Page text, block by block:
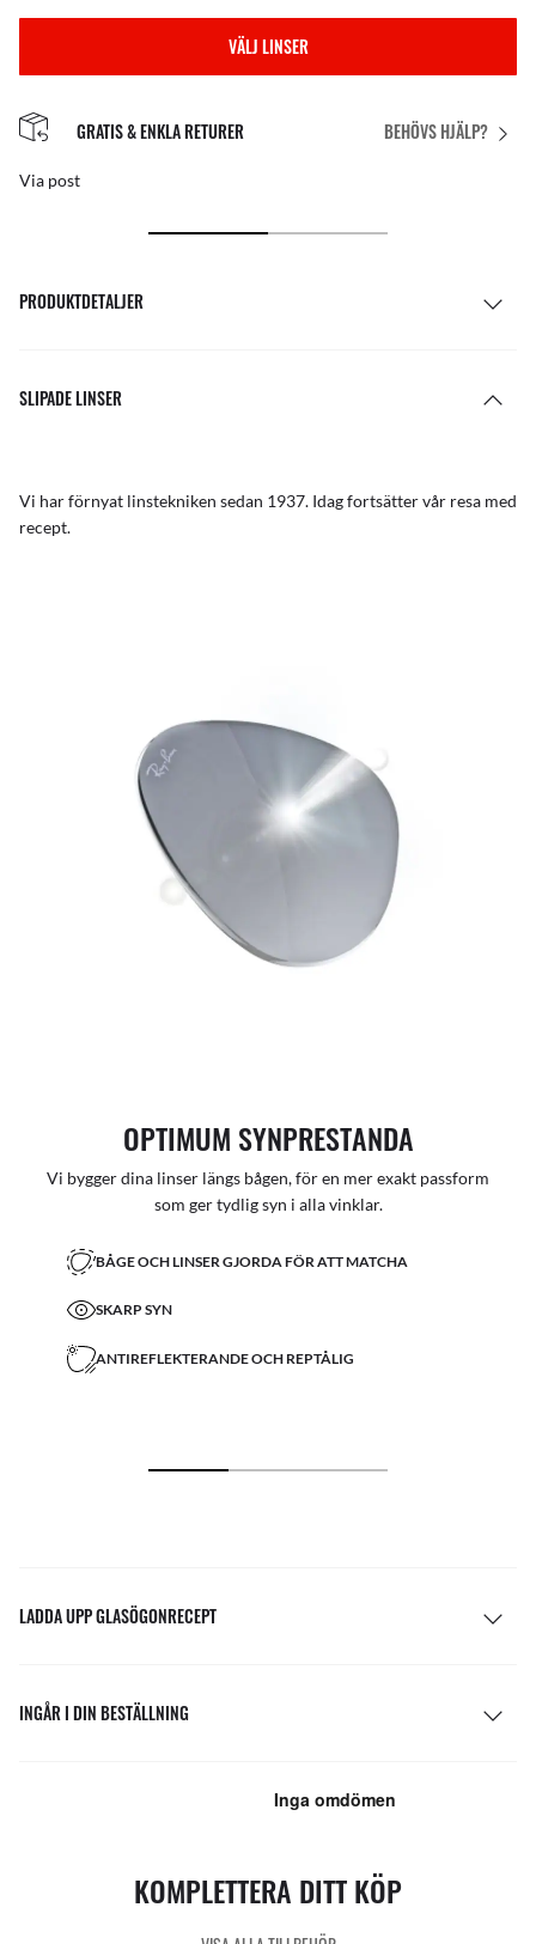
VÄLJ LINSER
BEHÖVS HJÄLP?
GRATIS & ENKLA RETURER
Via post
PRODUKTDETALJER
SLIPADE LINSER
Vi har förnyat linstekniken sedan 1937. Idag fortsätter vår resa med
recept.
OPTIMUM SYNPRESTANDA
Vi bygger dina linser längs bågen, för en mer exakt passform
som ger tydlig syn i alla vinklar.
BÅGE OCH LINSER GJORDA FÖR ATT MATCHA
SKARP SYN
ANTIREFLEKTERANDE OCH REPTÅLIG
LADDA UPP GLASÖGONRECEPT
INGÅR I DIN BESTÄLLNING
KOMPLETTERA DITT KÖP